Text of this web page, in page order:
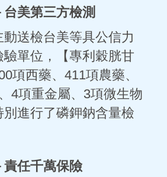
台美第三方檢測
送檢台美等具公信力
驗單位，【專利穀胱甘
項西藥、411項農藥、
4項重金屬、3項微生物
別進行了磷鉀鈉含量檢
責任千萬保險